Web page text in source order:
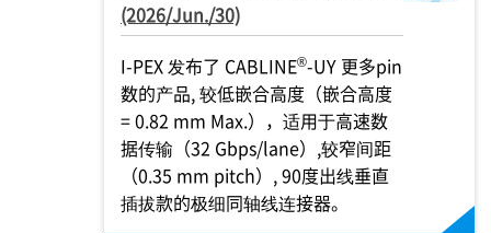
(2026/Jun./30)
I-PEX发布了 CABLINE®-UY 更多pin
数的产品, 较低嵌合高度（嵌合高度
= 0.82 mm Max.），适用于高速数
据传输（32 Gbps/lane）,较窄间距
（0.35 mm pitch）, 90度出线垂直
插拔款的极细同轴线连接器。